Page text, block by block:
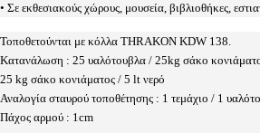
• Σε εκθεσιακούς χώρους, μουσεία, βιβλιοθήκες,
Τοποθετούνται με κόλλα THRAKON KDW 138.
Κατανάλωση : 25 υαλότουβλα / 25kg σάκο
25 kg σάκο κονιάματος / 5 lt νερό
Αναλογία σταυρού τοποθέτησης : 1 τεμάχιο / 1
Πάχος αρμού : 1cm